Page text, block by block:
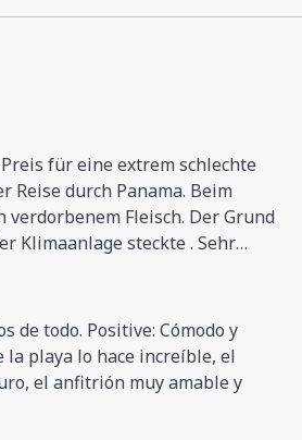
für eine extrem schlechte
Reise durch Panama. Beim
verdorbenem Fleisch. Der Grund
Klimaanlage steckte . Sehr
an den Kanten des
der Arbeitsplatte gabs Mini-
waren teilweise
Elektrik teilweise
und auch der Unterkunft sind
nicht gefallen. 76 61
de todo. Positive: Cómodo y
la playa lo hace increíble, el
el anfitrión muy amable y